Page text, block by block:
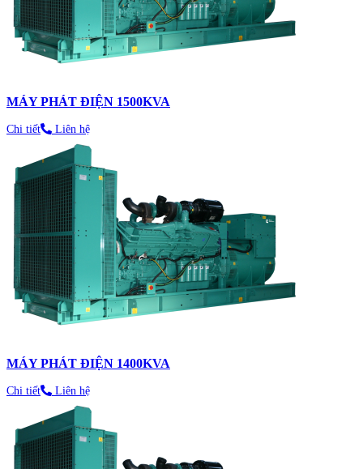
MÁY PHÁT ĐIỆN 1500KVA
Chi tiết Liên hệ
MÁY PHÁT ĐIỆN 1400KVA
Chi tiết Liên hệ